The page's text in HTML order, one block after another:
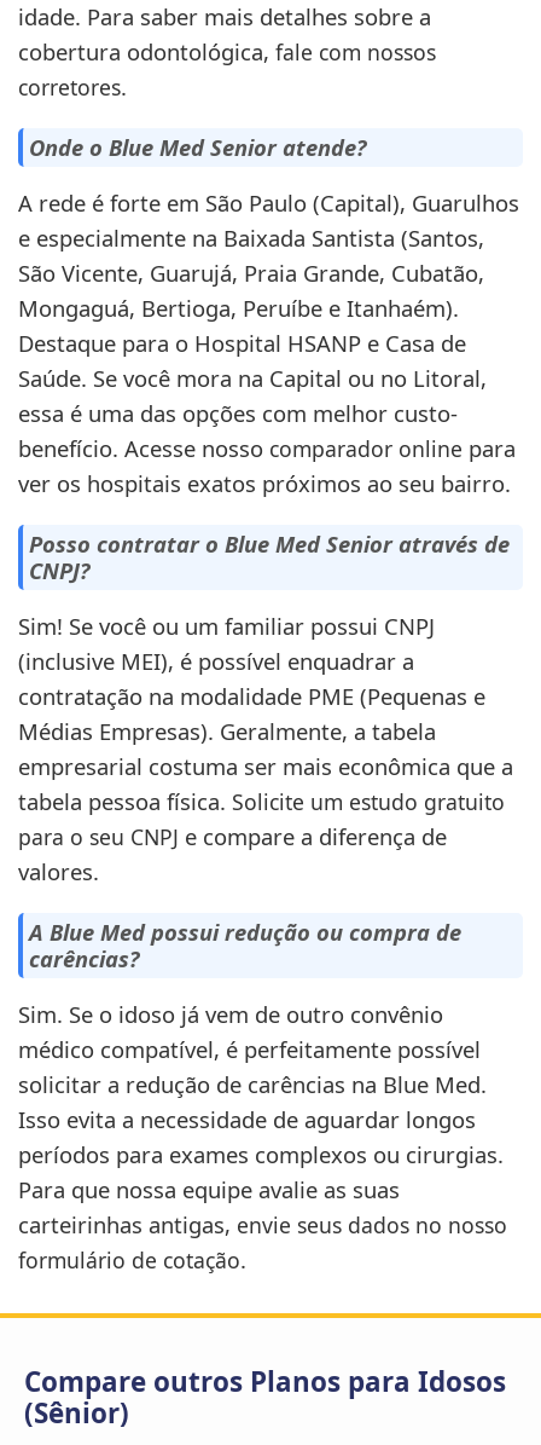
idade. Para saber mais detalhes sobre a
cobertura odontológica, fale com nossos
corretores.
Onde o Blue Med Senior atende?
A rede é forte em São Paulo (Capital), Guarulhos
e especialmente na Baixada Santista (Santos,
São Vicente, Guarujá, Praia Grande, Cubatão,
Mongaguá, Bertioga, Peruíbe e Itanhaém).
Destaque para o Hospital HSANP e Casa de
Saúde. Se você mora na Capital ou no Litoral,
essa é uma das opções com melhor custo-
benefício. Acesse nosso comparador online para
ver os hospitais exatos próximos ao seu bairro.
Posso contratar o Blue Med Senior através de
CNPJ?
Sim! Se você ou um familiar possui CNPJ
(inclusive MEI), é possível enquadrar a
contratação na modalidade PME (Pequenas e
Médias Empresas). Geralmente, a tabela
empresarial costuma ser mais econômica que a
tabela pessoa física. Solicite um estudo gratuito
para o seu CNPJ e compare a diferença de
valores.
A Blue Med possui redução ou compra de
carências?
Sim. Se o idoso já vem de outro convênio
médico compatível, é perfeitamente possível
solicitar a redução de carências na Blue Med.
Isso evita a necessidade de aguardar longos
períodos para exames complexos ou cirurgias.
Para que nossa equipe avalie as suas
carteirinhas antigas, envie seus dados no nosso
formulário de cotação.
Compare outros Planos para Idosos
(Sênior)